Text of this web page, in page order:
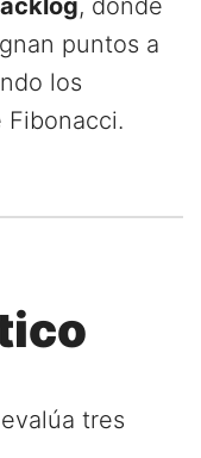
, donde
puntos a
los
Fibonacci.
tres